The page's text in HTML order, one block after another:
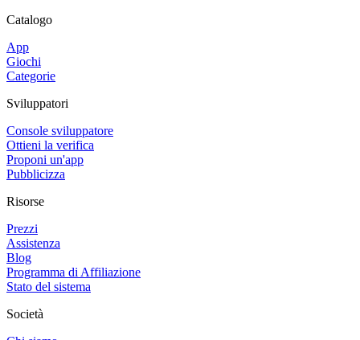
Catalogo
App
Giochi
Categorie
Sviluppatori
Console sviluppatore
Ottieni la verifica
Proponi un'app
Pubblicizza
Risorse
Prezzi
Assistenza
Blog
Programma di Affiliazione
Stato del sistema
Società